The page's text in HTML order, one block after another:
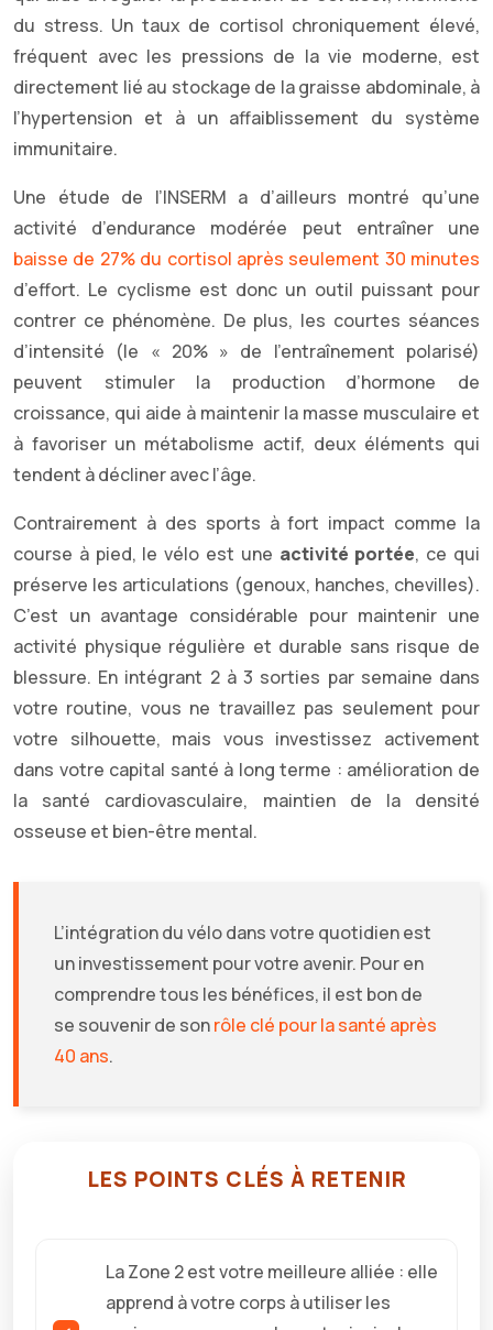
du stress. Un taux de cortisol chroniquement élevé,
fréquent avec les pressions de la vie moderne, est
directement lié au stockage de la graisse abdominale, à
l’hypertension et à un affaiblissement du système
immunitaire.
Une étude de l’INSERM a d’ailleurs montré qu’une
activité d’endurance modérée peut entraîner une
baisse de 27% du cortisol après seulement 30 minutes
d’effort. Le cyclisme est donc un outil puissant pour
contrer ce phénomène. De plus, les courtes séances
d’intensité (le « 20% » de l’entraînement polarisé)
peuvent stimuler la production d’hormone de
croissance, qui aide à maintenir la masse musculaire et
à favoriser un métabolisme actif, deux éléments qui
tendent à décliner avec l’âge.
Contrairement à des sports à fort impact comme la
course à pied, le vélo est une activité portée, ce qui
préserve les articulations (genoux, hanches, chevilles).
C’est un avantage considérable pour maintenir une
activité physique régulière et durable sans risque de
blessure. En intégrant 2 à 3 sorties par semaine dans
votre routine, vous ne travaillez pas seulement pour
votre silhouette, mais vous investissez activement
dans votre capital santé à long terme : amélioration de
la santé cardiovasculaire, maintien de la densité
osseuse et bien-être mental.
L’intégration du vélo dans votre quotidien est
un investissement pour votre avenir. Pour en
comprendre tous les bénéfices, il est bon de
se souvenir de sonrôle clé pour la santé après
40 ans.
LES POINTS CLÉS À RETENIR
La Zone 2 est votre meilleure alliée : elle
apprend à votre corps à utiliser les